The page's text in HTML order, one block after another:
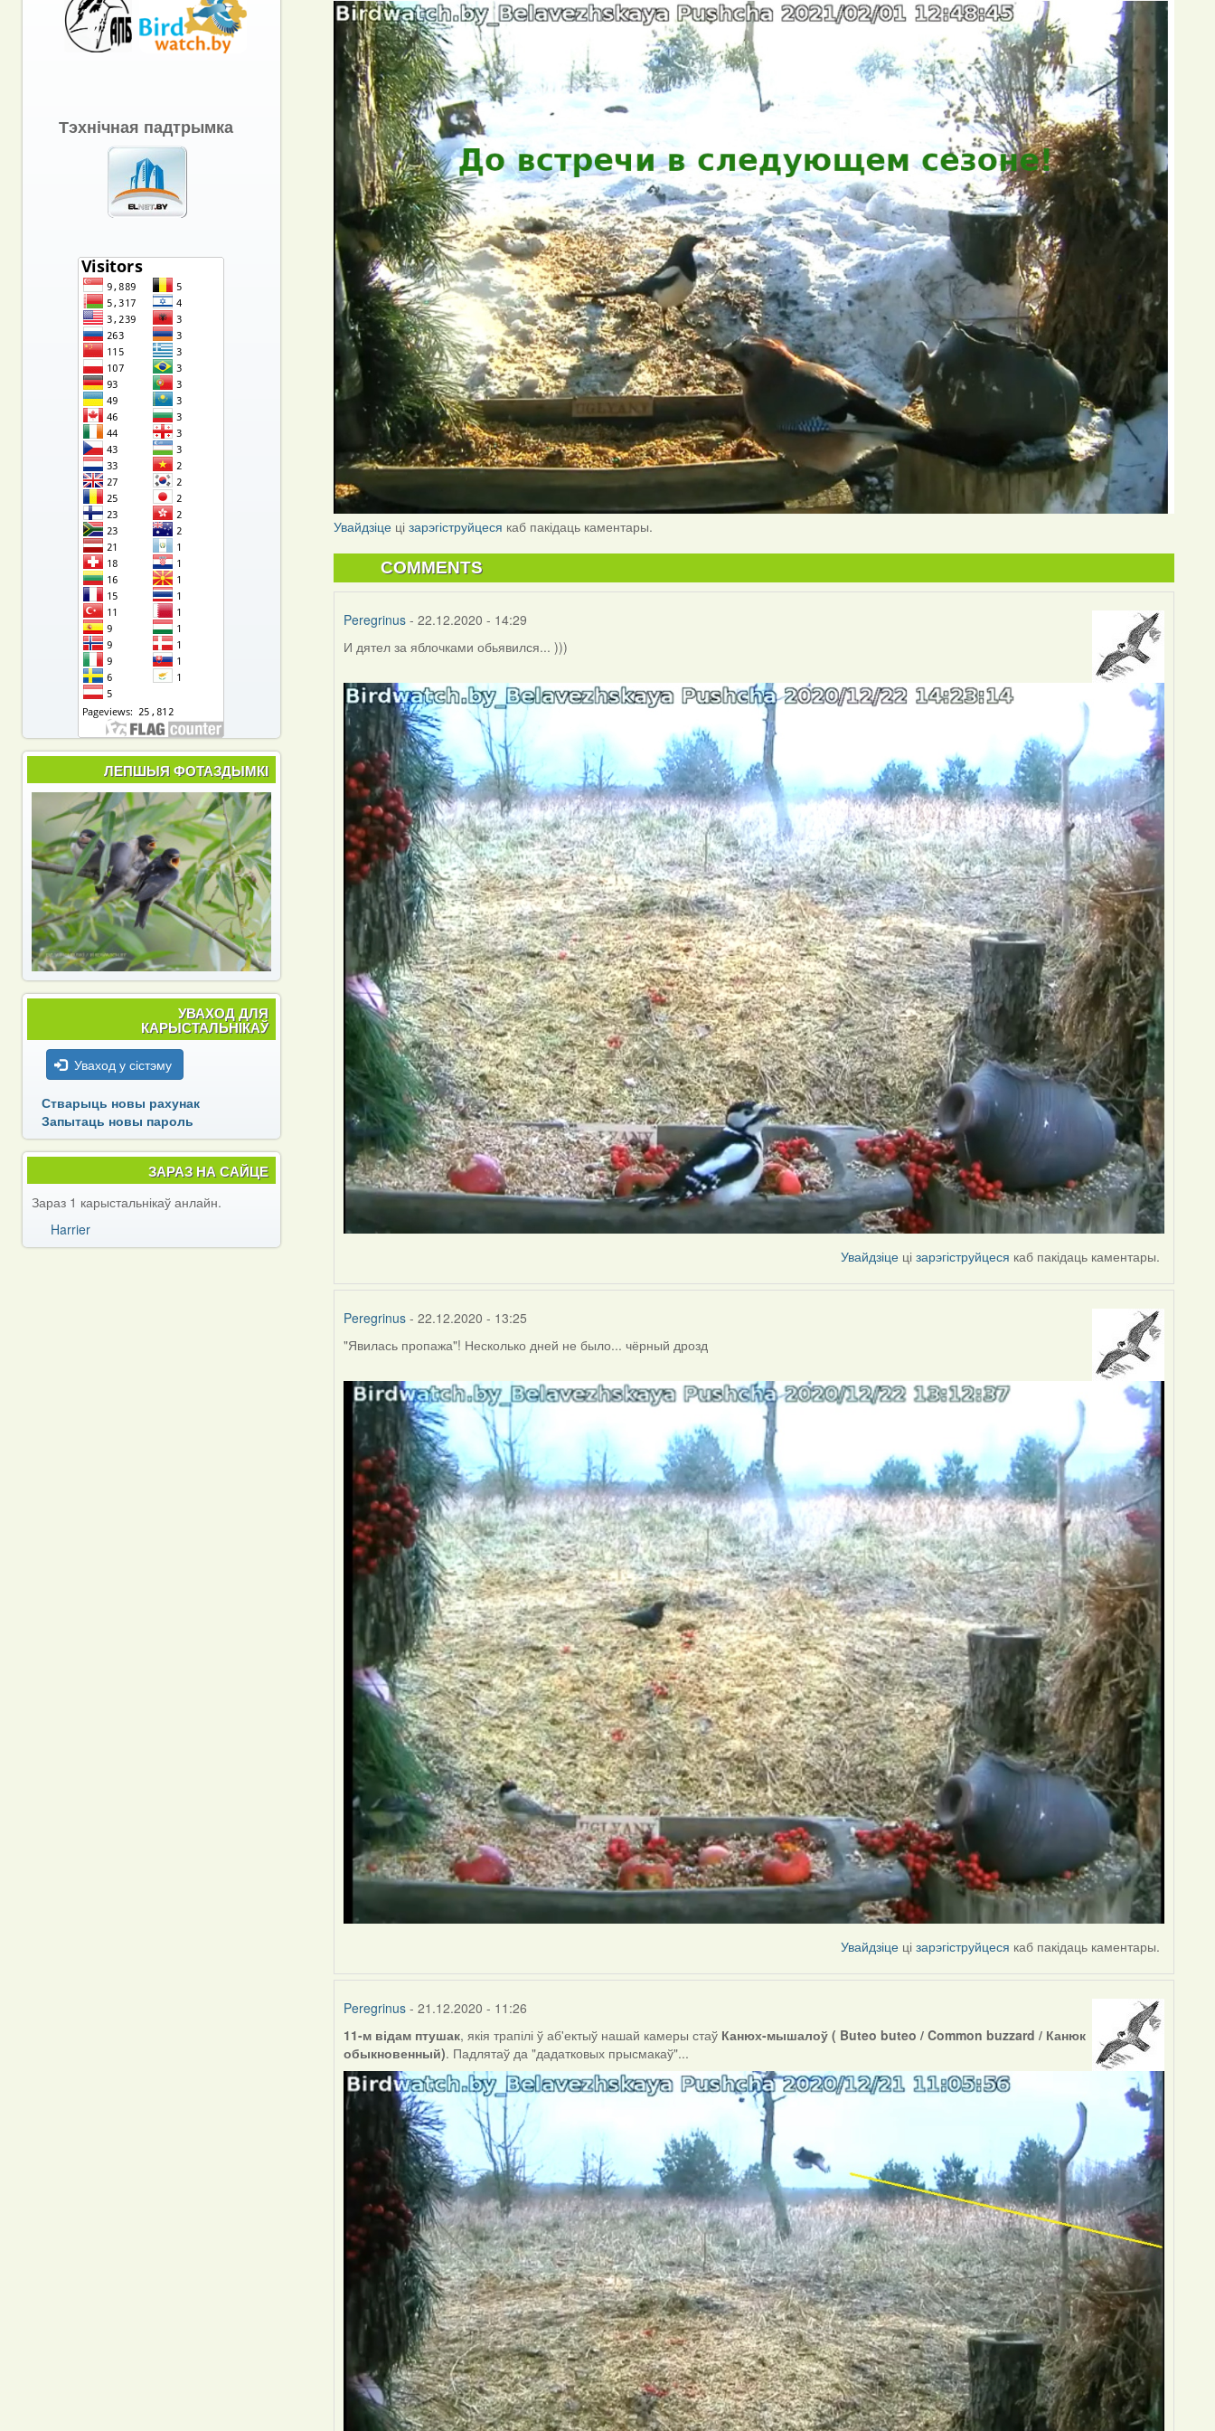
Увайдзіце цізарэгіструйцеся каб пакідаць каментары.
COMMENTS
Peregrinus - 22.12.2020 - 14:29
И дятел за яблочками обьявился... )))
Увайдзіце цізарэгіструйцеся каб пакідаць каментары.
Peregrinus - 22.12.2020 - 13:25
"Явилась пропажа"! Несколько дней не было... чёрный дрозд
Увайдзіце цізарэгіструйцеся каб пакідаць каментары.
Peregrinus - 21.12.2020 - 11:26
11-м відам птушак, якія трапілі ў аб'ектыў нашай камеры стаў Канюх-мышалоў ( Buteo buteo / Common buzzard / Канюк
обыкновенный). Падлятаў да "дадатковых прысмакаў"...
Тэхнічная падтрымка
ЛЕПШЫЯ ФОТАЗДЫМКІ
УВАХОД ДЛЯ
КАРЫСТАЛЬНІКАЎ
Уваход у сістэму
Стварыць новы рахунак
Запытаць новы пароль
ЗАРАЗ НА САЙЦЕ
Зараз 1 карыстальнікаў анлайн.
Harrier